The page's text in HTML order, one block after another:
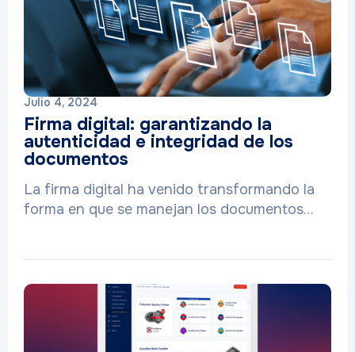
Julio 4, 2024
Firma digital: garantizando la
autenticidad e integridad de los
documentos
La firma digital ha venido transformando la
forma en que se manejan los documentos…